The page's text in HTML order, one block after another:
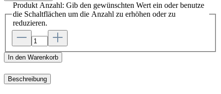
Produkt Anzahl: Gib den gewünschten Wert ein oder benutze
die Schaltflächen um die Anzahl zu erhöhen oder zu
reduzieren.
In den Warenkorb
Beschreibung